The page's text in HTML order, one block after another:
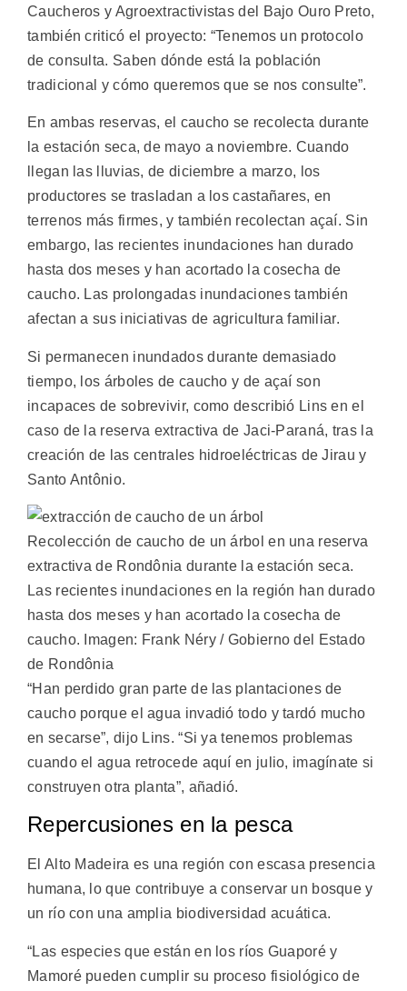
Caucheros y Agroextractivistas del Bajo Ouro Preto,
también criticó el proyecto: “Tenemos un protocolo
de consulta. Saben dónde está la población
tradicional y cómo queremos que se nos consulte”.
En ambas reservas, el caucho se recolecta durante
la estación seca, de mayo a noviembre. Cuando
llegan las lluvias, de diciembre a marzo, los
productores se trasladan a los castañares, en
terrenos más firmes, y también recolectan açaí. Sin
embargo, las recientes inundaciones han durado
hasta dos meses y han acortado la cosecha de
caucho. Las prolongadas inundaciones también
afectan a sus iniciativas de agricultura familiar.
Si permanecen inundados durante demasiado
tiempo, los árboles de caucho y de açaí son
incapaces de sobrevivir, como describió Lins en el
caso de la reserva extractiva de Jaci-Paraná, tras la
creación de las centrales hidroeléctricas de Jirau y
Santo Antônio.
Recolección de caucho de un árbol en una reserva
extractiva de Rondônia durante la estación seca.
Las recientes inundaciones en la región han durado
hasta dos meses y han acortado la cosecha de
caucho. Imagen: Frank Néry / Gobierno del Estado
de Rondônia
“Han perdido gran parte de las plantaciones de
caucho porque el agua invadió todo y tardó mucho
en secarse”, dijo Lins. “Si ya tenemos problemas
cuando el agua retrocede aquí en julio, imagínate si
construyen otra planta”, añadió.
Repercusiones en la pesca
El Alto Madeira es una región con escasa presencia
humana, lo que contribuye a conservar un bosque y
un río con una amplia biodiversidad acuática.
“Las especies que están en los ríos Guaporé y
Mamoré pueden cumplir su proceso fisiológico de